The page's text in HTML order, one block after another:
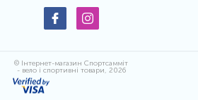
© Інтернет-магазин Спортсамміт
- вело і спортивні товари, 2026